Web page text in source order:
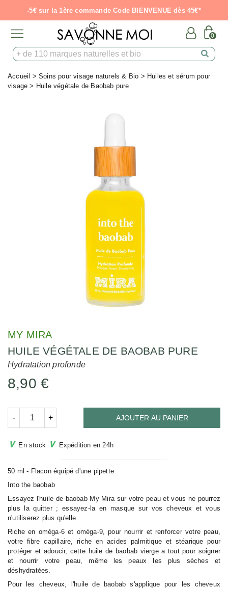
-5€ sur la 1ère commande Code BIENVENUE dès 45€*
0
Accueil > Soins pour visage naturels & Bio > Huiles et sérum pour
visage > Huile végétale de Baobab pure
MY MIRA
HUILE VÉGÉTALE DE BAOBAB PURE
Hydratation profonde
8,90 €
- + AJOUTER AU PANIER
∨ En stock ∨ Expédition en 24h
50 ml - Flacon équipé d'une pipette
Into the baobab
Essayez l'huile de baobab My Mira sur votre peau et vous ne pourrez
plus la quitter ; essayez-la en masque sur vos cheveux et vous
n'utiliserez plus qu'elle.
Riche en oméga-6 et oméga-9, pour nourrir et renforcer votre peau,
votre fibre capillaire, riche en acides palmitique et stéarique pour
protéger et adoucir, cette huile de baobab vierge a tout pour soigner
et nourrir votre peau, même les peaux les plus sèches et
déshydratées.
Pour les cheveux, l'huile de baobab s'applique pour les cheveux